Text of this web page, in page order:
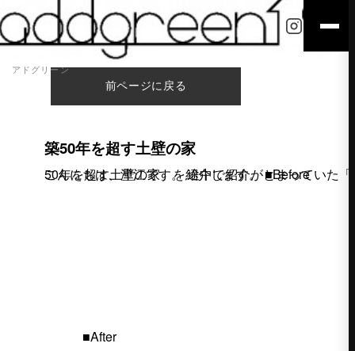
アドグリーン
前ページに戻る
築50年を超す土壁の家
こんにちは、津江です。 途中で紹介がとまっていた「築50年を超す土壁の家」を紹介します。 ■Before
■After